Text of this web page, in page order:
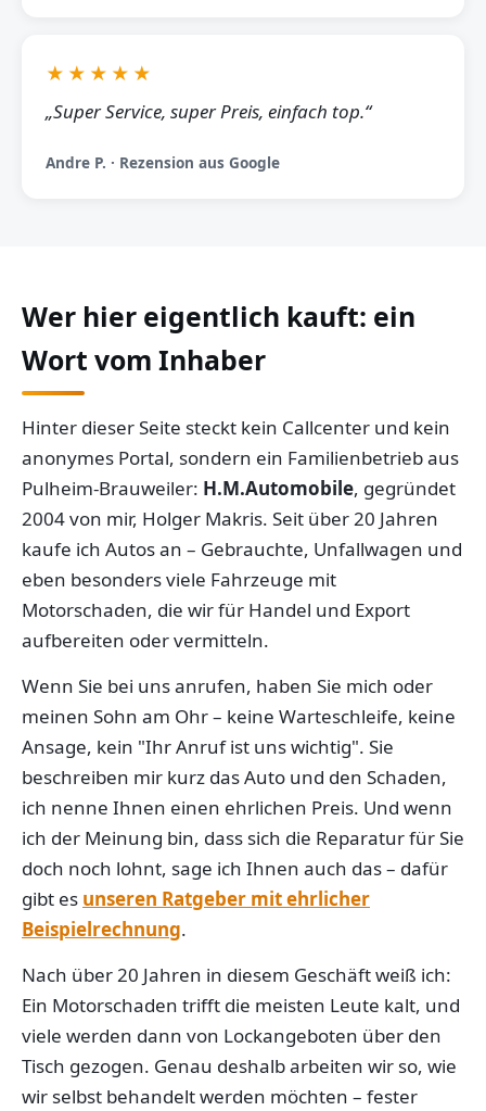
★★★★★
„Super Service, super Preis, einfach top.“
Andre P. · Rezension aus Google
Wer hier eigentlich kauft: ein
Wort vom Inhaber
Hinter dieser Seite steckt kein Callcenter und kein
anonymes Portal, sondern ein Familienbetrieb aus
Pulheim-Brauweiler: H.M.Automobile, gegründet
2004 von mir, Holger Makris. Seit über 20 Jahren
kaufe ich Autos an – Gebrauchte, Unfallwagen und
eben besonders viele Fahrzeuge mit
Motorschaden, die wir für Handel und Export
aufbereiten oder vermitteln.
Wenn Sie bei uns anrufen, haben Sie mich oder
meinen Sohn am Ohr – keine Warteschleife, keine
Ansage, kein "Ihr Anruf ist uns wichtig". Sie
beschreiben mir kurz das Auto und den Schaden,
ich nenne Ihnen einen ehrlichen Preis. Und wenn
ich der Meinung bin, dass sich die Reparatur für Sie
doch noch lohnt, sage ich Ihnen auch das – dafür
gibt es unseren Ratgeber mit ehrlicher
Beispielrechnung.
Nach über 20 Jahren in diesem Geschäft weiß ich:
Ein Motorschaden trifft die meisten Leute kalt, und
viele werden dann von Lockangeboten über den
Tisch gezogen. Genau deshalb arbeiten wir so, wie
wir selbst behandelt werden möchten – fester